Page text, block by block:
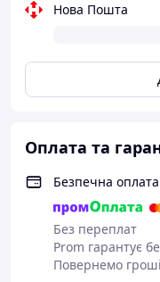
Нова Пошта
Оплата та
Безпечна
Без переплат
Prom гарантує
Повернемо